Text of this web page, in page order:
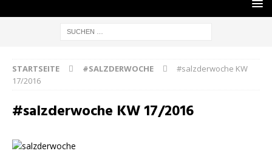
STARTSEITE #SALZDERWOCHE
#salzderwoche KW
17/2016
#salzderwoche KW 17/2016